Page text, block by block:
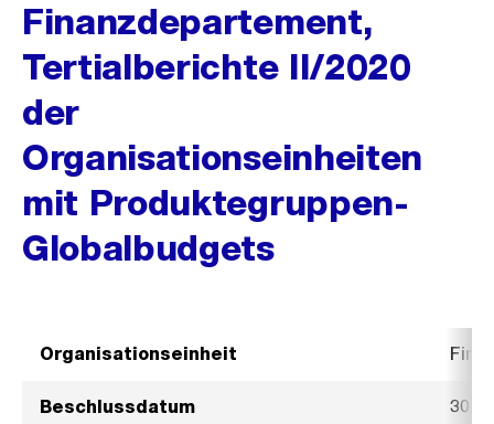
Finanzdepartement,
Tertialberichte II/2020
der
Organisationseinheiten
mit Produktegruppen-
Globalbudgets
Organisationseinheit
Beschlussdatum 30.